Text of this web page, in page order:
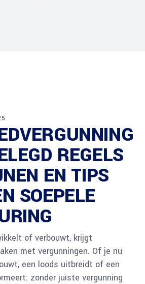
REGELS
EN TIPS
SOEPELE
of verbouwt, krijgt
met vergunningen. Of je nu
een loods uitbreidt of een
zonder juiste vergunning